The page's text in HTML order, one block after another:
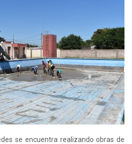
se encuentra realizando obras de